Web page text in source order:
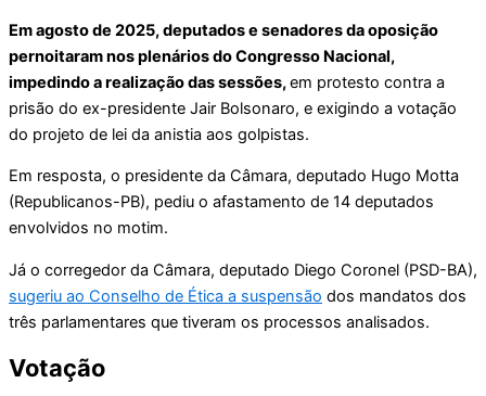
Em agosto de 2025, deputados e senadores da oposição
pernoitaram nos plenários do Congresso Nacional,
impedindo a realização das sessões,em protesto contra a
prisão do ex-presidente Jair Bolsonaro, e exigindo a votação
do projeto de lei da anistia aos golpistas.
Em resposta, o presidente da Câmara, deputado Hugo Motta
(Republicanos-PB), pediu o afastamento de 14 deputados
envolvidos no motim.
Já o corregedor da Câmara, deputado Diego Coronel (PSD-BA),
sugeriu ao Conselho de Ética a suspensão dos mandatos dos
três parlamentares que tiveram os processos analisados.
Votação